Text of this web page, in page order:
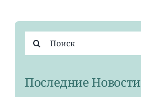
поиска:
Последние Новости